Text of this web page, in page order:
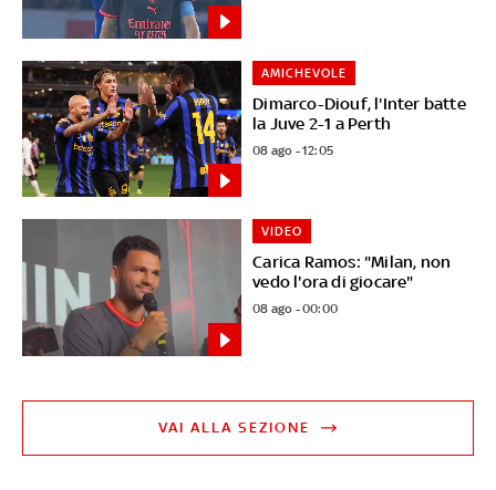
Dimarco-Diouf, l'Inter batte
la Juve 2-1 a Perth
AMICHEVOLE
08 ago - 12:05
Carica Ramos: "Milan, non
vedo l'ora di giocare"
VIDEO
08 ago - 00:00
VAI ALLA SEZIONE